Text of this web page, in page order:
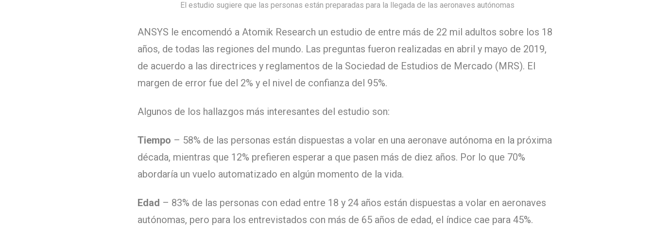
El estudio sugiere que las personas están preparadas para la llegada de las aeronaves autónomas
ANSYS le encomendó a Atomik Research un estudio de entre más de 22 mil adultos sobre los 18
años, de todas las regiones del mundo. Las preguntas fueron realizadas en abril y mayo de 2019,
de acuerdo a las directrices y reglamentos de la Sociedad de Estudios de Mercado (MRS). El
margen de error fue del 2% y el nivel de confianza del 95%.
Algunos de los hallazgos más interesantes del estudio son:
Tiempo – 58% de las personas están dispuestas a volar en una aeronave autónoma en la próxima
década, mientras que 12% prefieren esperar a que pasen más de diez años. Por lo que 70%
abordaría un vuelo automatizado en algún momento de la vida.
Edad – 83% de las personas con edad entre 18 y 24 años están dispuestas a volar en aeronaves
autónomas, pero para los entrevistados con más de 65 años de edad, el índice cae para 45%.